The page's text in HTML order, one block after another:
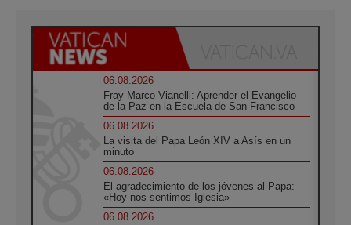
06.08.2026
Fray Marco Vianelli: Aprender el Evangelio
de la Paz en la Escuela de San Francisco
06.08.2026
La visita del Papa León XIV a Asís en un
minuto
06.08.2026
El agradecimiento de los jóvenes al Papa:
«Hoy nos sentimos Iglesia»
06.08.2026